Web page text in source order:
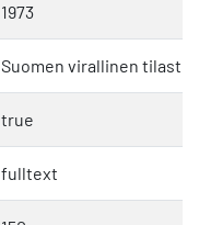
1973
Suomen virallinen tilasto
true
fulltext